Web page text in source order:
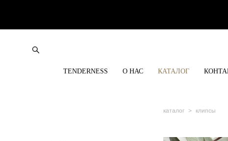
TENDERNESS О НАС КАТАЛОГ
каталог > клипсы